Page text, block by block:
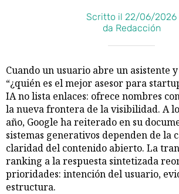
Scritto il 22/06/2026
da Redacción
Cuando un usuario abre un asistente
“¿quién es el mejor asesor para
IA no lista enlaces: ofrece nombres
la nueva frontera de la visibilidad. A
año, Google ha reiterado en su
sistemas generativos dependen de la
claridad del contenido abierto. La
ranking a la respuesta sintetizada
prioridades: intención del usuario,
estructura.